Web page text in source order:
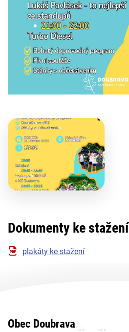
Dokumenty ke stažení
plakáty ke stažení
Obec Doubrava